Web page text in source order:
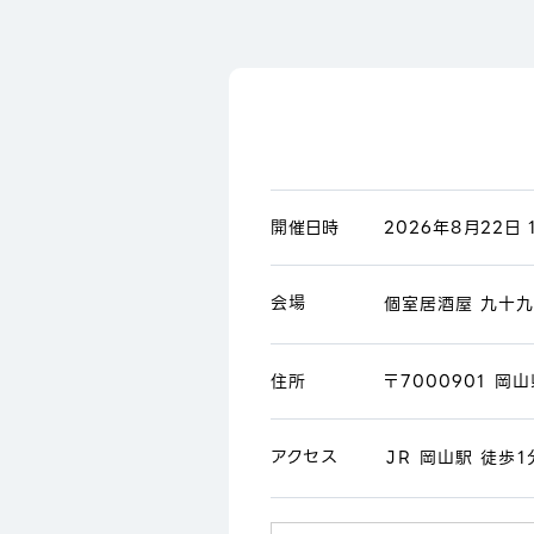
開催日時 2026年8月22日
会場 個室居酒屋 九十
住所 〒7000901 岡山
アクセス ＪＲ 岡山駅 徒歩